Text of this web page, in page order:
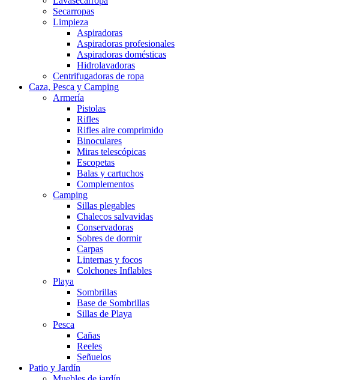
Secarropas
Limpieza
Aspiradoras
Aspiradoras profesionales
Aspiradoras domésticas
Hidrolavadoras
Centrifugadoras de ropa
Caza, Pesca y Camping
Armería
Pistolas
Rifles
Rifles aire comprimido
Binoculares
Miras telescópicas
Escopetas
Balas y cartuchos
Complementos
Camping
Sillas plegables
Chalecos salvavidas
Conservadoras
Sobres de dormir
Carpas
Linternas y focos
Colchones Inflables
Playa
Sombrillas
Base de Sombrillas
Sillas de Playa
Pesca
Cañas
Reeles
Señuelos
Patio y Jardín